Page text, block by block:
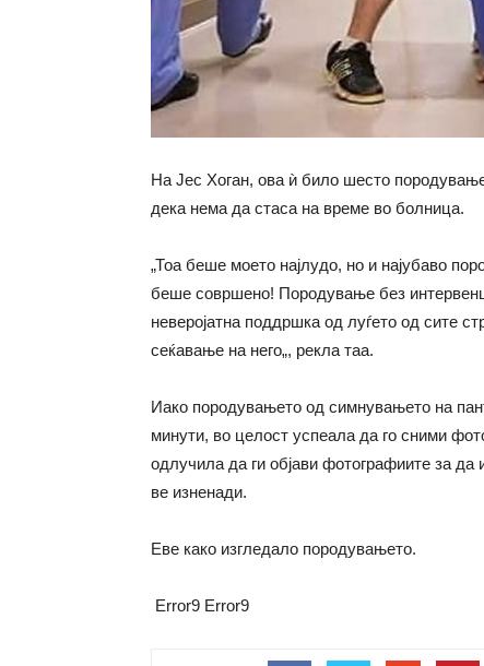
На Јес Хоган, ова ѝ било шесто
дека нема да стаса на време во болница.
„Тоа беше моето најлудо, но и најубаво
беше совршено! Породување без
неверојатна поддршка од луѓето од сите
сеќавање на него„, рекла таа.
Иако породувањето од симнувањето на
минути, во целост успеала да го сними
одлучила да ги објави фотографиите за да
ве изненади.
Еве како изгледало породувањето.
Error9 Error9